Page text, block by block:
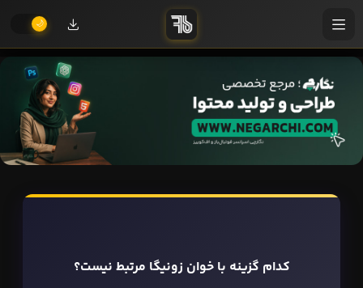
کدام گزینه با خوان زونیگا مرتبط نیست؟